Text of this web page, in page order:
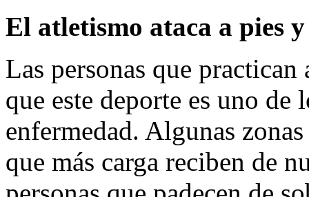
El atletismo ataca a pies
Las personas que
que este deporte es uno de
enfermedad. Algunas
que más carga reciben de